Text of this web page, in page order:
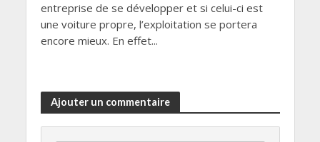
entreprise de se développer et si celui-ci est
une voiture propre, l’exploitation se portera
encore mieux. En effet...
Ajouter un commentaire